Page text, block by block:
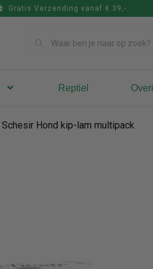
Gratis Verzending vanaf € 39,-
Reptiel
Schesir Hond kip-lam multipack